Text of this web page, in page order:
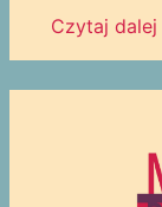
Czytaj dalej